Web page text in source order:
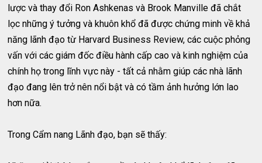
lược và thay đổi Ron Ashkenas và Brook Manville đã chắt
lọc những ý tưởng và khuôn khổ đã được chứng minh về khả
năng lãnh đạo từ Harvard Business Review, các cuộc phỏng
vấn với các giám đốc điều hành cấp cao và kinh nghiệm của
chính họ trong lĩnh vực này - tất cả nhằm giúp các nhà lãnh
đạo đang lên trở nên nổi bật và có tầm ảnh hưởng lớn lao
hơn nữa.
Trong Cẩm nang Lãnh đạo, bạn sẽ thấy: